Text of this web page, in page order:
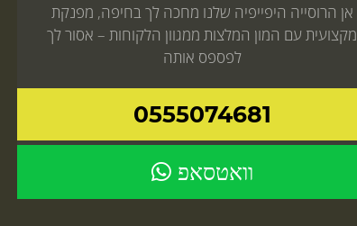
אן הרוסייה היפייפיה שלנו מחכה לך בחיפה, מפנקת
מקצועית עם המון המלצות ממגוון הלקוחות – אסור לך
לפספס אותה
0555074681
וואטסאפ